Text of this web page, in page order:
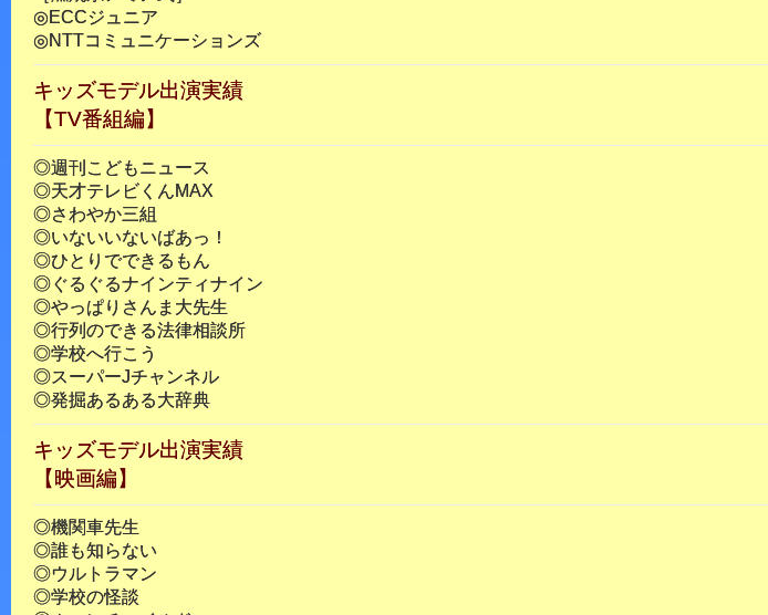
◎ECCジュニア
◎NTTコミュニケーションズ
キッズモデル出演実績
【TV番組編】
◎週刊こどもニュース
◎天才テレビくんMAX
◎さわやか三組
◎いないいないばあっ！
◎ひとりでできるもん
◎ぐるぐるナインティナイン
◎やっぱりさんま大先生
◎行列のできる法律相談所
◎学校へ行こう
◎スーパーJチャンネル
◎発掘あるある大辞典
キッズモデル出演実績
【映画編】
◎機関車先生
◎誰も知らない
◎ウルトラマン
◎学校の怪談